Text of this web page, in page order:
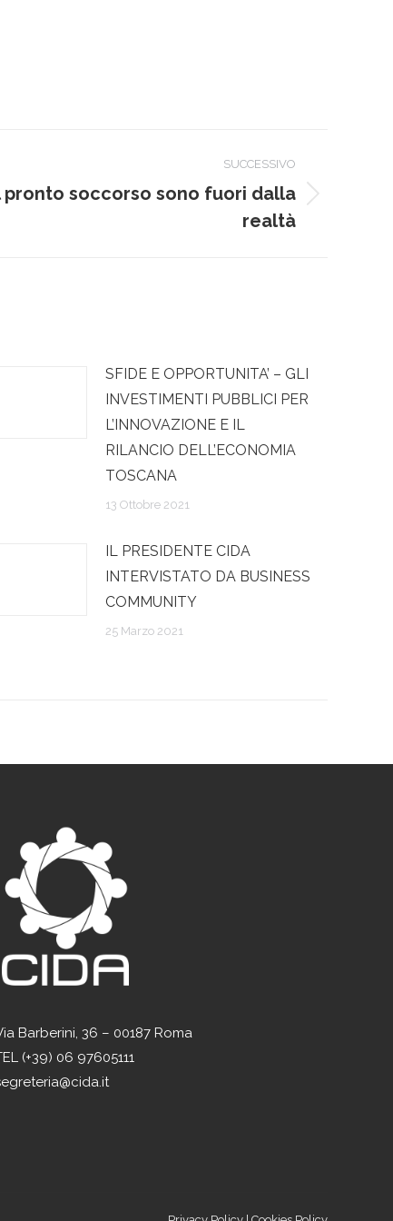
SUCCESSIVO
pronto soccorso sono fuori dalla
realtà
SFIDE E OPPORTUNITA’ – GLI
INVESTIMENTI PUBBLICI PER
L’INNOVAZIONE E IL
RILANCIO DELL’ECONOMIA
TOSCANA
13 Ottobre 2021
IL PRESIDENTE CIDA
INTERVISTATO DA BUSINESS
COMMUNITY
25 Marzo 2021
Barberini, 36 – 00187 Roma
(+39) 06 97605111